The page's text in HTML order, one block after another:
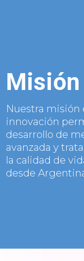
Misión
Nuestra misión
innovación
desarrollo de
avanzada y
la calidad de
desde